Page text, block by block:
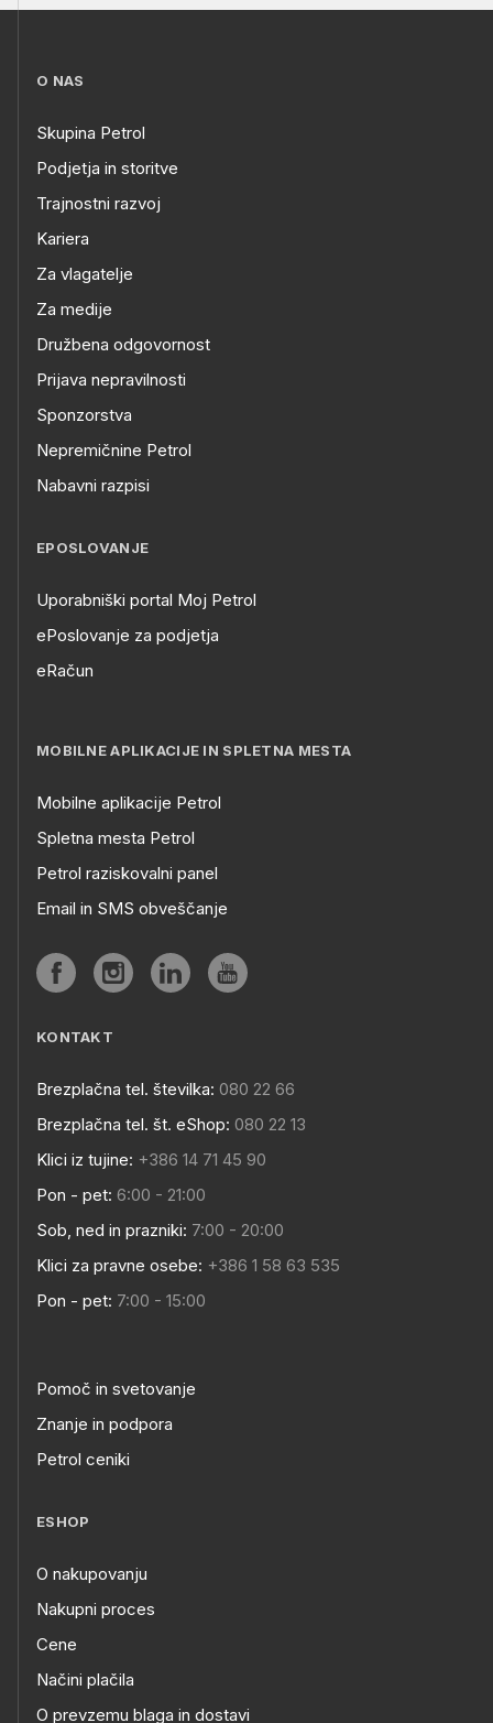
O NAS
Skupina Petrol
Podjetja in storitve
Trajnostni razvoj
Kariera
Za vlagatelje
Za medije
Družbena odgovornost
Prijava nepravilnosti
Sponzorstva
Nepremičnine Petrol
Nabavni razpisi
EPOSLOVANJE
Uporabniški portal Moj Petrol
ePoslovanje za podjetja
eRačun
MOBILNE APLIKACIJE IN SPLETNA MESTA
Mobilne aplikacije Petrol
Spletna mesta Petrol
Petrol raziskovalni panel
Email in SMS obveščanje
KONTAKT
Brezplačna tel. številka: 080 22 66
Brezplačna tel. št. eShop: 080 22 13
Klici iz tujine: +386 14 71 45 90
Pon - pet: 6:00 - 21:00
Sob, ned in prazniki: 7:00 - 20:00
Klici za pravne osebe: +386 1 58 63 535
Pon - pet: 7:00 - 15:00
Pomoč in svetovanje
Znanje in podpora
Petrol ceniki
ESHOP
O nakupovanju
Nakupni proces
Cene
Načini plačila
O prevzemu blaga in dostavi